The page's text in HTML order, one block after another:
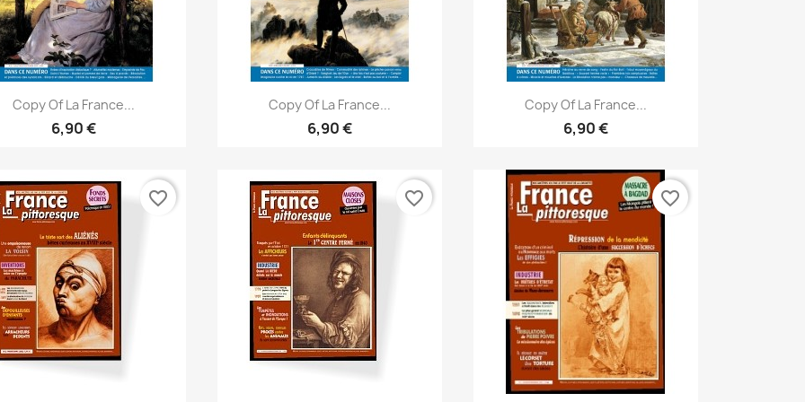
Vista rápida
Copy Of La France...
6,90 €
Vista rápida
Copy Of La France...
6,90 €
Vista rápida
Copy Of La France...
6,90 €
favorite_border favorite_border favorite_border